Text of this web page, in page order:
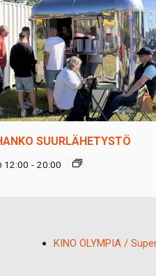
SUURLÄHETYSTÖ
12:00 - 20:00
KINO OLYMPIA /